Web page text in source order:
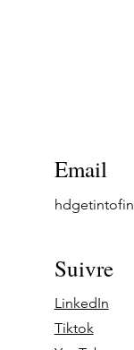
Email
Suivre
LinkedIn
Tiktok